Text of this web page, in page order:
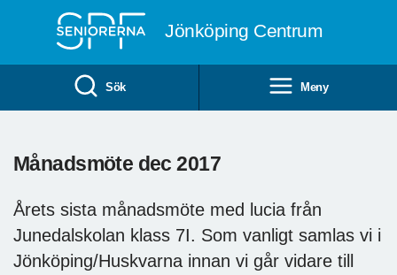
Jönköping Centrum
Sök Meny
Månadsmöte dec 2017
Årets sista månadsmöte med lucia från
Junedalskolan klass 7I. Som vanligt samlas vi i
Jönköping/Huskvarna innan vi går vidare till